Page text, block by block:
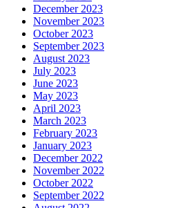
December 2023
November 2023
October 2023
September 2023
August 2023
July 2023
June 2023
May 2023
April 2023
March 2023
February 2023
January 2023
December 2022
November 2022
October 2022
September 2022